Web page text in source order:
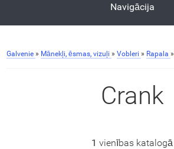
Navigācija
Galvenie » Mānekļi, ēsmas, vizuļi » Vobleri » Rapala »
Crank
1 vienības katalogā